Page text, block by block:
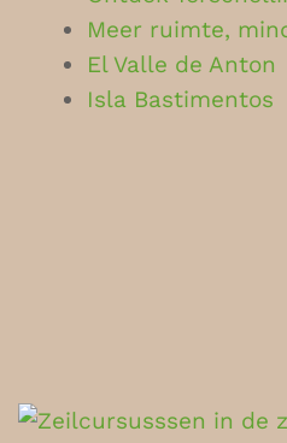
Meer ruimte,
El Valle de Anton
Isla Bastimentos